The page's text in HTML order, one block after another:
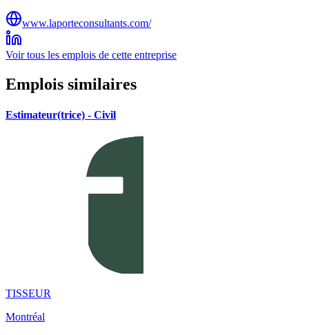
www.laporteconsultants.com/
Voir tous les emplois de cette entreprise
Emplois similaires
Estimateur(trice) - Civil
TISSEUR
Montréal